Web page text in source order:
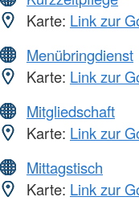
Karte: Link zur
Menübringdienst
Karte: Link zur
Mitgliedschaft
Karte: Link zur
Mittagstisch
Karte: Link zur